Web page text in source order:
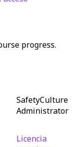
progress.
SafetyCulture
Administrator
Licencia